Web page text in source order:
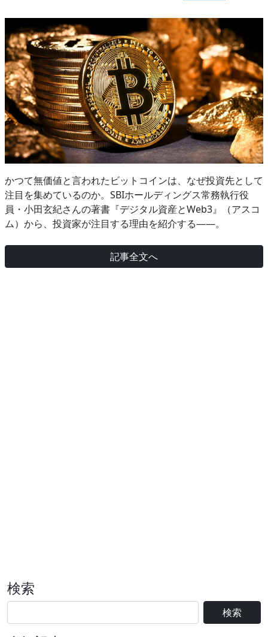
かつて無価値と言われたビットコインは、なぜ投資先として
注目を集めているのか。SBIホールディングス常務執行役
員・小田玄紀さんの著書『デジタル資産とWeb3』（アスコ
ム）から、投資家が注目する理由を紹介する――。
記事全文へ
検索
検索